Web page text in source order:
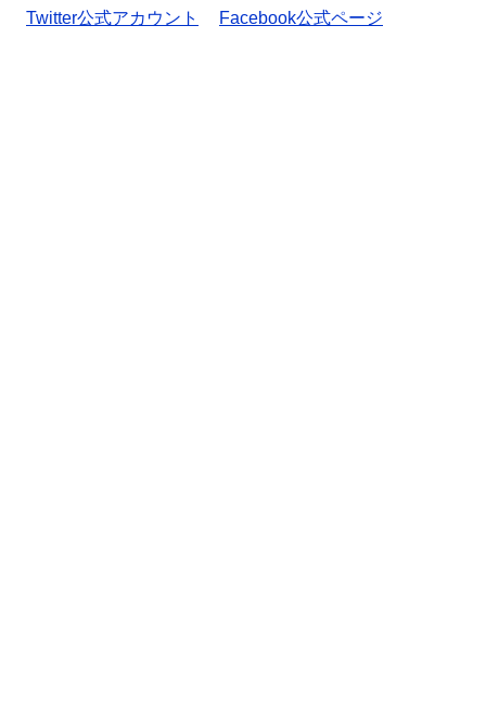
Twitter公式アカウント
Facebook公式ページ